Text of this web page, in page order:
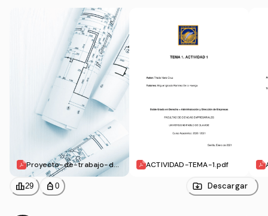
Proyecto-de-trabajo-de
-fin-de-grado.pdf
ACTIVIDAD-TEMA-1.pdf
leaderboard29 personal_bag 0 Descargar